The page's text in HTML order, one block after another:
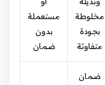
مخلوطة
بجودة
متفاوتة
مستعملة
بدون
ضمان
ضمان